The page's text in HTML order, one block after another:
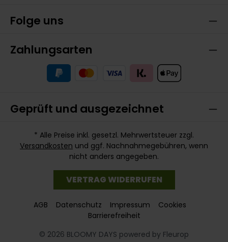
Folge uns
Zahlungsarten
Geprüft und ausgezeichnet
* Alle Preise inkl. gesetzl. Mehrwertsteuer zzgl.
Versandkosten und ggf. Nachnahmegebühren, wenn
nicht anders angegeben.
© 2026 BLOOMY DAYS powered by Fleurop
VERTRAG WIDERRUFEN
AGB Datenschutz Impressum
Cookies
Barrierefreiheit